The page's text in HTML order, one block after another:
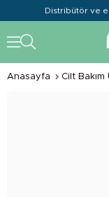
Distribütör ve
Anasayfa Cilt Bakım